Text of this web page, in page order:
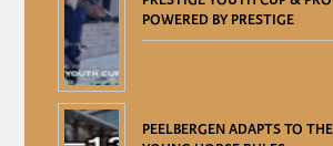
POWERED BY PRESTIGE
PEELBERGEN ADAPTS TO